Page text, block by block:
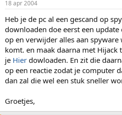
18 apr 2004
Heb je de pc al een gescand op
downloaden doe eerst een
op en verwijder alles aan spyware
komt. en maak daarna met Hijack
je Hier dowloaden. En zit die
op een reactie zodat je computer
dan zal die wel een stuk sneller
Groetjes,